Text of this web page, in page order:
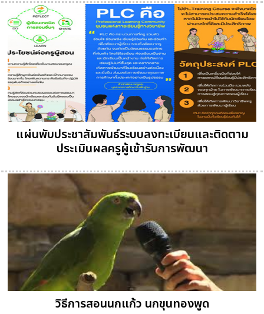
แผ่นพับประชาสัมพันธ์ระบบลงทะเบียนและติดตาม
ประเมินผลครูผู้เข้ารับการพัฒนา
วิธีการสอนนกแก้ว นกขุนทองพูด